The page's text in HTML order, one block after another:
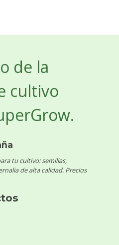
tu cultivo: semillas,
de alta calidad. Precios